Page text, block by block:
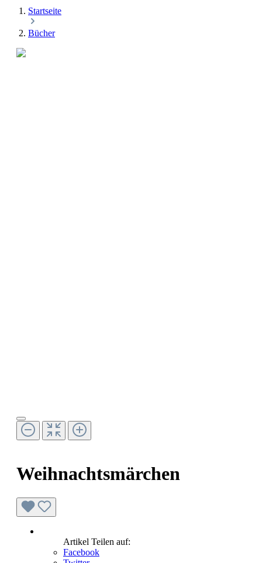
Startseite
Bücher
Weihnachtsmärchen
Artikel Teilen auf:
Facebook